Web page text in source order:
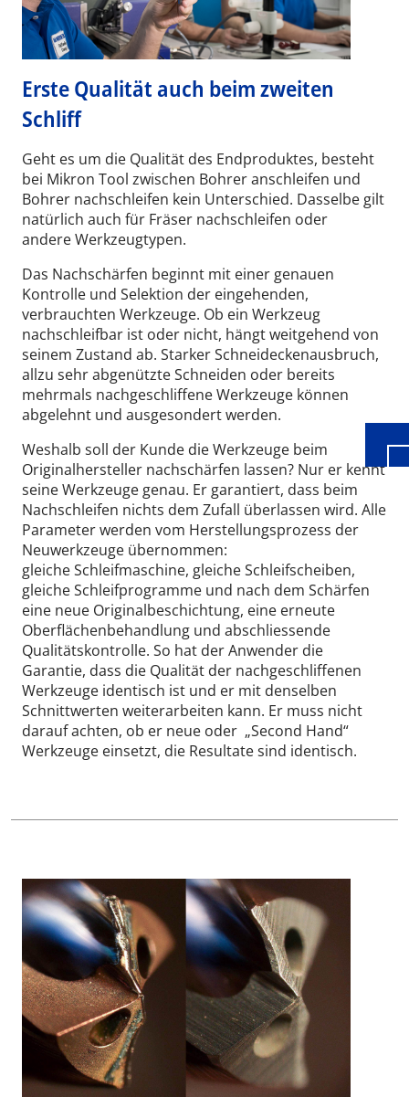
Erste Qualität auch beim zweiten
Schliff
Geht es um die Qualität des Endproduktes, besteht
bei Mikron Tool zwischen Bohrer anschleifen und
Bohrer nachschleifen kein Unterschied. Dasselbe gilt
natürlich auch für Fräser nachschleifen oder
andere Werkzeugtypen.
Das Nachschärfen beginnt mit einer genauen
Kontrolle und Selektion der eingehenden,
verbrauchten Werkzeuge. Ob ein Werkzeug
nachschleifbar ist oder nicht, hängt weitgehend von
seinem Zustand ab. Starker Schneideckenausbruch,
allzu sehr abgenützte Schneiden oder bereits
mehrmals nachgeschliffene Werkzeuge können
abgelehnt und ausgesondert werden.
Weshalb soll der Kunde die Werkzeuge beim
Originalhersteller nachschärfen lassen? Nur er kennt
seine Werkzeuge genau. Er garantiert, dass beim
Nachschleifen nichts dem Zufall überlassen wird. Alle
Parameter werden vom Herstellungsprozess der
Neuwerkzeuge übernommen:
gleiche Schleifmaschine, gleiche Schleifscheiben,
gleiche Schleifprogramme und nach dem Schärfen
eine neue Originalbeschichtung, eine erneute
Oberflächenbehandlung und abschliessende
Qualitätskontrolle. So hat der Anwender die
Garantie, dass die Qualität der nachgeschliffenen
Werkzeuge identisch ist und er mit denselben
Schnittwerten weiterarbeiten kann. Er muss nicht
darauf achten, ob er neue oder „Second Hand“
Werkzeuge einsetzt, die Resultate sind identisch.